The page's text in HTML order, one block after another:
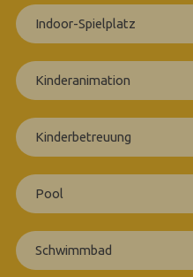
Indoor-Spielplatz
Kinderanimation
Kinderbetreuung
Pool
Schwimmbad